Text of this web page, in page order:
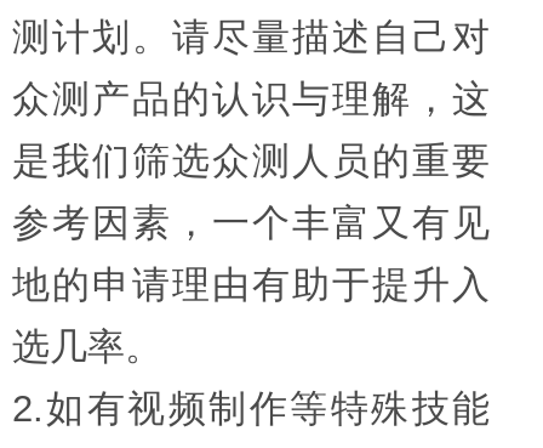
测计划。请尽量描述自己对
众测产品的认识与理解，这
是我们筛选众测人员的重要
参考因素，一个丰富又有见
地的申请理由有助于提升入
选几率。
2.如有视频制作等特殊技能